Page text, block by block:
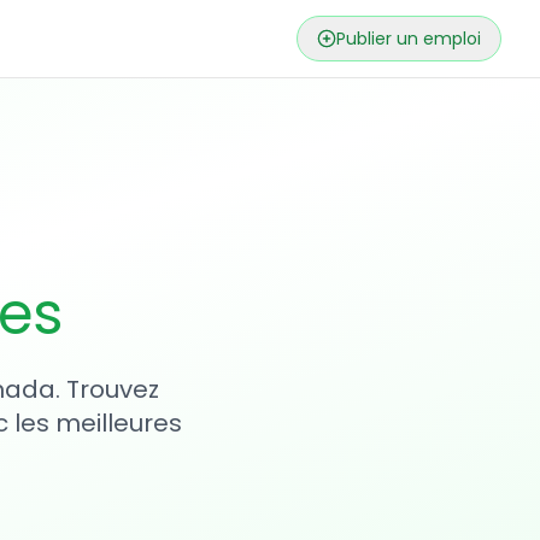
Publier un emploi
Trouvez
les meilleures